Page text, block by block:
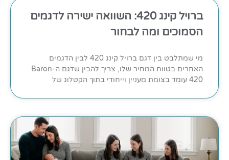
ברויל קינג 420: השוואה ישירה לדגמים
הסמוכים ומה לבחור
מי שמתלבט בין דגם ברויל קינג 420 לבין הדגמים
האחרים בטווח המחיר שלו, צריך להבין שדגם ה-Baron
420 עומד בצומת מעניין וייחודי בתוך הקטלוג של